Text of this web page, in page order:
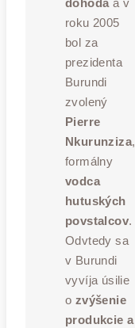
dohoda a v
roku 2005
bol za
prezidenta
Burundi
zvolený
Pierre
Nkurunziza,
formálny
vodca
hutuských
povstalcov.
Odvtedy sa
v Burundi
vyvíja úsilie
o zvýšenie
produkcie a